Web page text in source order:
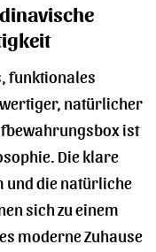
funktionales
natürlicher
ist
Die klare
und die natürliche
sich zu einem
moderne Zuhause